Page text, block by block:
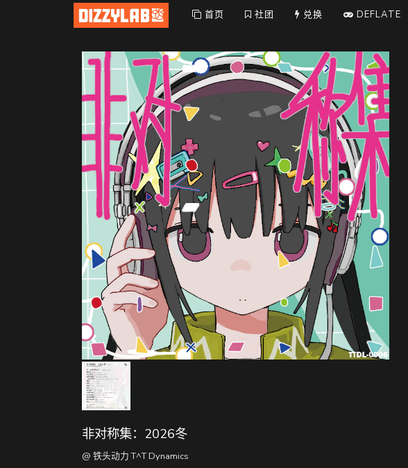
首页 社团 兑换 DEFLATE
非对称集：2026冬
@ 铁头动力 T^T Dynamics